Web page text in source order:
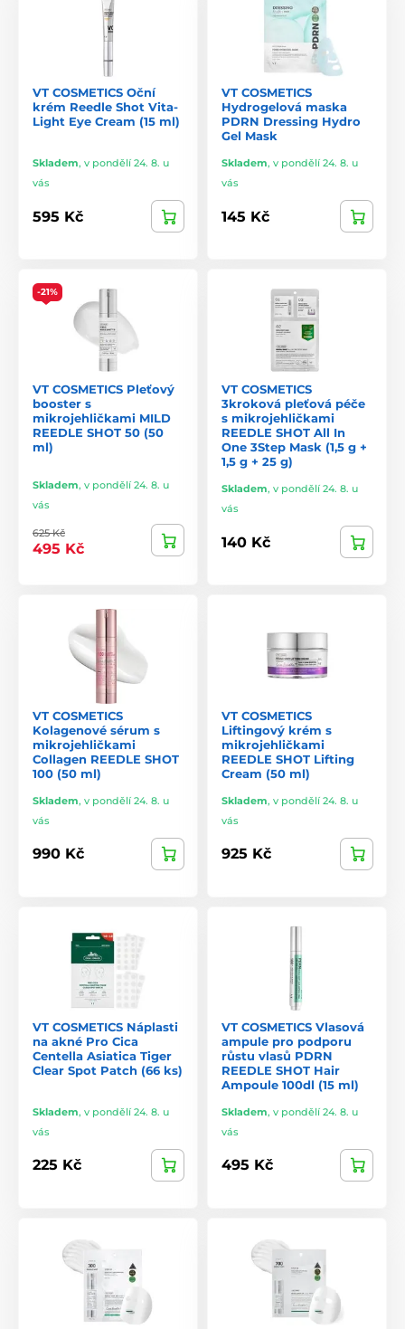
VT COSMETICS Oční
krém Reedle Shot Vita-
Light Eye Cream (15 ml)
Skladem, v pondělí 24. 8. u
vás
595 Kč
VT COSMETICS
Hydrogelová maska
PDRN Dressing Hydro
Gel Mask
Skladem, v pondělí 24. 8. u
vás
145 Kč
-21%
VT COSMETICS Pleťový
booster s
mikrojehličkami MILD
REEDLE SHOT 50 (50
ml)
Skladem, v pondělí 24. 8. u
vás
625 Kč
495 Kč
VT COSMETICS
3kroková pleťová péče
s mikrojehličkami
REEDLE SHOT All In
One 3Step Mask (1,5 g +
1,5 g + 25 g)
Skladem, v pondělí 24. 8. u
vás
140 Kč
VT COSMETICS
Kolagenové sérum s
mikrojehličkami
Collagen REEDLE SHOT
100 (50 ml)
Skladem, v pondělí 24. 8. u
vás
990 Kč
VT COSMETICS
Liftingový krém s
mikrojehličkami
REEDLE SHOT Lifting
Cream (50 ml)
Skladem, v pondělí 24. 8. u
vás
925 Kč
VT COSMETICS Náplasti
na akné Pro Cica
Centella Asiatica Tiger
Clear Spot Patch (66 ks)
Skladem, v pondělí 24. 8. u
vás
225 Kč
VT COSMETICS Vlasová
ampule pro podporu
růstu vlasů PDRN
REEDLE SHOT Hair
Ampoule 100dl (15 ml)
Skladem, v pondělí 24. 8. u
vás
495 Kč